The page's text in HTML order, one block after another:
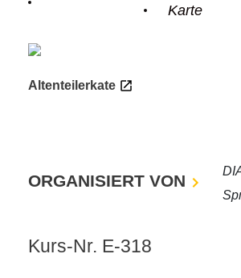
Karte
Altenteilerkate
ORGANISIERT VON
Kurs-Nr. E-318